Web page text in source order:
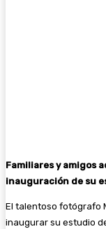
Familiares y amigos
inauguración de su
El talentoso fotógrafo
inaugurar su estudio